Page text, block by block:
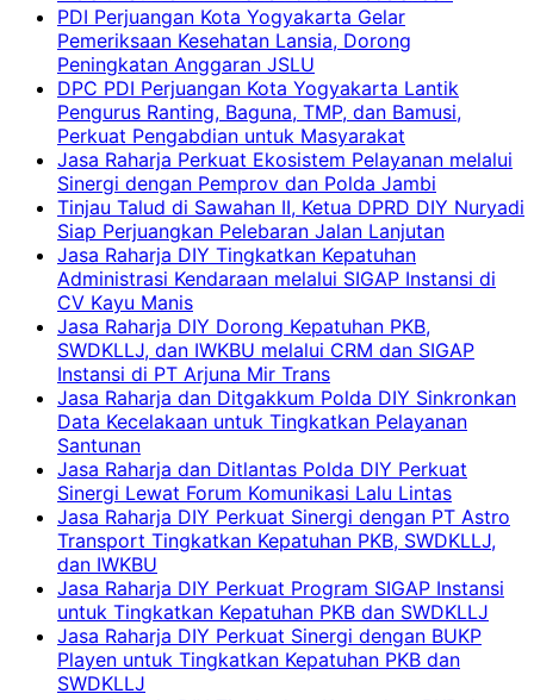
PDI Perjuangan Kota Yogyakarta Gelar
Pemeriksaan Kesehatan Lansia, Dorong
Peningkatan Anggaran JSLU
DPC PDI Perjuangan Kota Yogyakarta Lantik
Pengurus Ranting, Baguna, TMP, dan Bamusi,
Perkuat Pengabdian untuk Masyarakat
Jasa Raharja Perkuat Ekosistem Pelayanan melalui
Sinergi dengan Pemprov dan Polda Jambi
Tinjau Talud di Sawahan II, Ketua DPRD DIY Nuryadi
Siap Perjuangkan Pelebaran Jalan Lanjutan
Jasa Raharja DIY Tingkatkan Kepatuhan
Administrasi Kendaraan melalui SIGAP Instansi di
CV Kayu Manis
Jasa Raharja DIY Dorong Kepatuhan PKB,
SWDKLLJ, dan IWKBU melalui CRM dan SIGAP
Instansi di PT Arjuna Mir Trans
Jasa Raharja dan Ditgakkum Polda DIY Sinkronkan
Data Kecelakaan untuk Tingkatkan Pelayanan
Santunan
Jasa Raharja dan Ditlantas Polda DIY Perkuat
Sinergi Lewat Forum Komunikasi Lalu Lintas
Jasa Raharja DIY Perkuat Sinergi dengan PT Astro
Transport Tingkatkan Kepatuhan PKB, SWDKLLJ,
dan IWKBU
Jasa Raharja DIY Perkuat Program SIGAP Instansi
untuk Tingkatkan Kepatuhan PKB dan SWDKLLJ
Jasa Raharja DIY Perkuat Sinergi dengan BUKP
Playen untuk Tingkatkan Kepatuhan PKB dan
SWDKLLJ